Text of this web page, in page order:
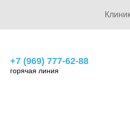
+7 (969) 777-62-88
горячая линия